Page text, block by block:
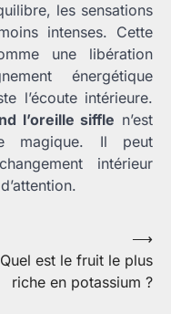
les sensations
intenses. Cette
une libération
énergétique
l’écoute intérieure.
l’oreille siffle n’est
magique. Il peut
intérieur
Quel est le fruit le plus
riche en potassium ?
⟶